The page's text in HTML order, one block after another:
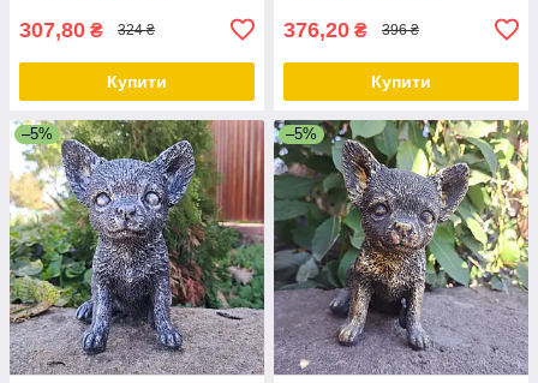
307,80 ₴ 324 ₴
Купити
376,20 ₴ 396 ₴
Купити
–5% –5%